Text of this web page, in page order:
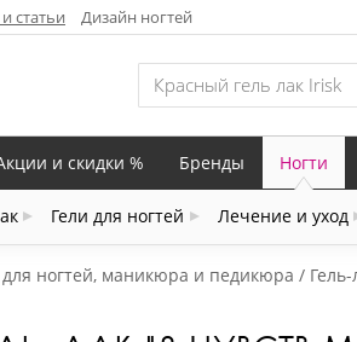
статьи Дизайн ногтей
и скидки % Бренды Ногти
Гели для ногтей Лечение и уход
для ногтей, маникюра и педикюра